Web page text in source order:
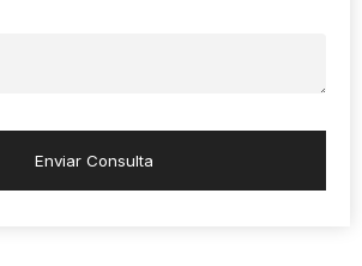
Enviar Consulta